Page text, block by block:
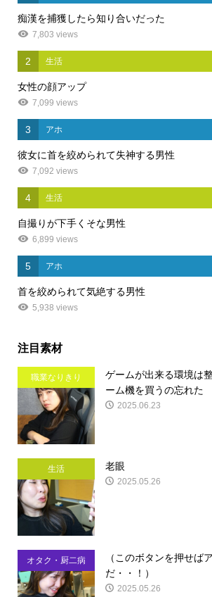
痴漢を捕獲したら知り合いだった
7,803 views
2 生活
女性の顔アップ
7,099 views
3 アホ
彼女に首を絞められて失神する男性
7,092 views
4 生活
自撮りが下手くそな男性
6,899 views
5 アホ
首を絞められて気絶する男性
5,938 views
注目素材
職業なりきり
ゲームが出来る環境は
ーム機を買うの忘れた
2025.06.23
生活 老眼
2025.05.26
オタク・厨二病
（このボタンを押せば
だ・・！）
2025.05.26